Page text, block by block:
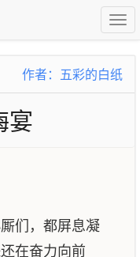
作者：五彩的白纸
宴
们，都屏息凝
在奋力向前